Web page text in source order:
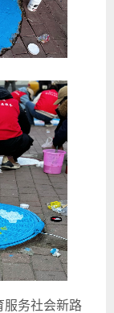
服务社会新路